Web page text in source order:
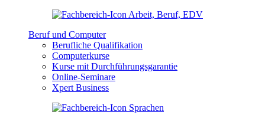
Beruf und Computer
Berufliche Qualifikation
Computerkurse
Kurse mit Durchführungsgarantie
Online-Seminare
Xpert Business